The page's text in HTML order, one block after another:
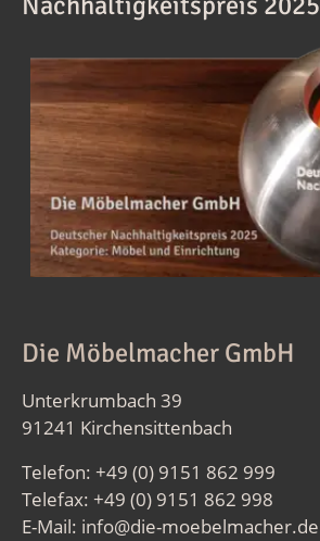
Die Möbelmacher GmbH
Unterkrumbach 39
91241 Kirchensittenbach
Telefon: +49 (0) 9151 862 999
Telefax: +49 (0) 9151 862 998
E-Mail: info@die-moebelmacher.de